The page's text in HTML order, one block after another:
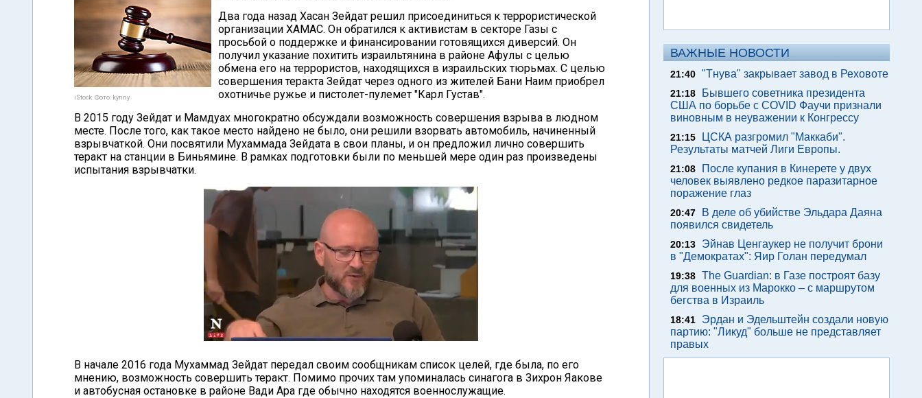
iStock. Фото: kynny
Два года назад Хасан Зейдат решил присоединиться к террористической
организации ХАМАС. Он обратился к активистам в секторе Газы с
просьбой о поддержке и финансировании готовящихся диверсий. Он
получил указание похитить израильтянина в районе Афулы с целью
обмена его на террористов, находящихся в израильских тюрьмах. С целью
совершения теракта Зейдат через одного из жителей Бани Наим приобрел
охотничье ружье и пистолет-пулемет "Карл Густав".
В 2015 году Зейдат и Мамдуах многократно обсуждали возможность совершения взрыва в людном
месте. После того, как такое место найдено не было, они решили взорвать автомобиль, начиненный
взрывчаткой. Они посвятили Мухаммада Зейдата в свои планы, и он предложил лично совершить
теракт на станции в Биньямине. В рамках подготовки были по меньшей мере один раз произведены
испытания взрывчатки.
В начале 2016 года Мухаммад Зейдат передал своим сообщникам список целей, где была, по его
мнению, возможность совершить теракт. Помимо прочих там упоминалась синагога в Зихрон Яакове
и автобусная остановке в районе Вади Ара где обычно находятся военнослужащие.
ВАЖНЫЕ НОВОСТИ
21:40 "Тнува" закрывает завод в Реховоте
21:18
Бывшего советника президента
США по борьбе с COVID Фаучи признали
виновным в неуважении к Конгрессу
21:15
ЦСКА разгромил "Маккаби".
Результаты матчей Лиги Европы.
21:08
После купания в Кинерете у двух
человек выявлено редкое паразитарное
поражение глаз
20:47
В деле об убийстве Эльдара Даяна
появился свидетель
20:13
Эйнав Ценгаукер не получит брони
в "Демократах": Яир Голан передумал
19:38 The Guardian: в Газе построят базу
для военных из Марокко – с маршрутом
бегства в Израиль
18:41
Эрдан и Эдельштейн создали новую
партию: "Ликуд" больше не представляет
правых